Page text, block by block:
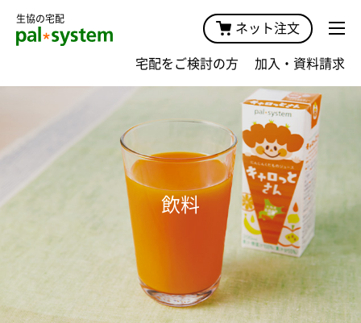
生協の宅配
ネット注文
宅配をご検討の方 加入・資料請求
飲料